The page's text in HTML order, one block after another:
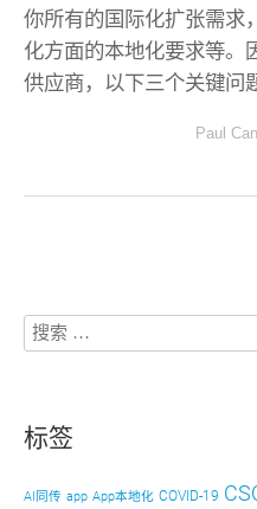
你所有的国际化扩张需求
化方面的本地化要求等。
供应商，以下三个关键问
Paul
标签
AI同传 app App本地化 COVID-19